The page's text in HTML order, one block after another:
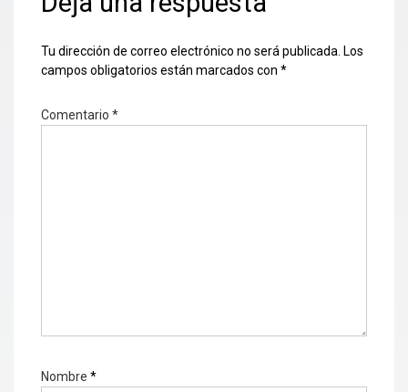
Tu dirección de correo electrónico no será publicada. Los
campos obligatorios están marcados con *
Comentario *
Nombre *